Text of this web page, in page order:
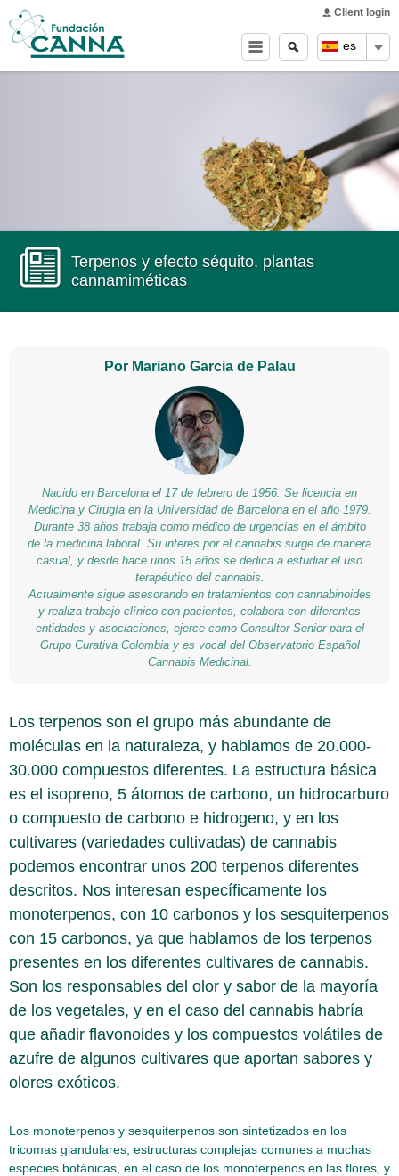
es
Client login
Main menu
Search
form
Buscar
Terpenos y efecto séquito, plantas
cannamiméticas
Por Mariano Garcia de Palau
Nacido en Barcelona el 17 de febrero de 1956. Se licencia en
Medicina y Cirugía en la Universidad de Barcelona en el año 1979.
Durante 38 años trabaja como médico de urgencias en el ámbito
de la medicina laboral. Su interés por el cannabis surge de manera
casual, y desde hace unos 15 años se dedica a estudiar el uso
terapéutico del cannabis.
Actualmente sigue asesorando en tratamientos con cannabinoides
y realiza trabajo clínico con pacientes, colabora con diferentes
entidades y asociaciones, ejerce como Consultor Senior para el
Grupo Curativa Colombia y es vocal del Observatorio Español
Cannabis Medicinal.
Los terpenos son el grupo más abundante de
moléculas en la naturaleza, y hablamos de 20.000-
30.000 compuestos diferentes. La estructura básica
es el isopreno, 5 átomos de carbono, un hidrocarburo
o compuesto de carbono e hidrogeno, y en los
cultivares (variedades cultivadas) de cannabis
podemos encontrar unos 200 terpenos diferentes
descritos. Nos interesan específicamente los
monoterpenos, con 10 carbonos y los sesquiterpenos
con 15 carbonos, ya que hablamos de los terpenos
presentes en los diferentes cultivares de cannabis.
Son los responsables del olor y sabor de la mayoría
de los vegetales, y en el caso del cannabis habría
que añadir flavonoides y los compuestos volátiles de
azufre de algunos cultivares que aportan sabores y
olores exóticos.
Los monoterpenos y sesquiterpenos son sintetizados en los
tricomas glandulares, estructuras complejas comunes a muchas
especies botánicas, en el caso de los monoterpenos en las flores, y